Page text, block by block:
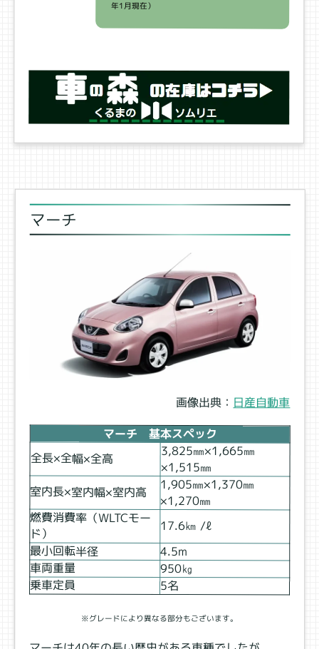
年1月現在）
マーチ
画像出典： 日産自動車
マーチ 基本スペック
全長×全幅×全高 3,825㎜×1,665㎜
×1,515㎜
室内長×室内幅×室内高 1,905㎜×1,370㎜
×1,270㎜
燃費消費率（WLTCモー
ド）
17.6㎞ /ℓ
最小回転半径 4.5ⅿ
車両重量 950㎏
乗車定員 5名
※グレードにより異なる部分もございます。